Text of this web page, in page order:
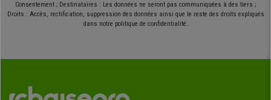
Consentement ; Destinataires : Les données ne seront pas communiquées à des tiers ;
Droits : Accès, rectification, suppression des données ainsi que le reste des droits expliqués
dans notre politique de confidentialité.